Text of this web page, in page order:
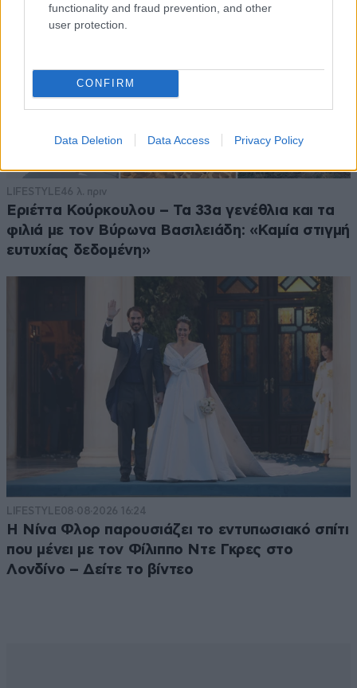
functionality and fraud prevention, and other
user protection.
CONFIRM
Data Deletion Data Access Privacy Policy
LIFESTYLE46 λ. πριν
Εριέττα Κούρκουλου – Τα 33α γενέθλια και τα
φιλιά με τον Βύρωνα Βασιλειάδη: «Καμία στιγμή
ευτυχίας δεδομένη»
LIFESTYLE08·08·2026 16:24
Η Νίνα Φλορ παρουσιάζει το εντυπωσιακό σπίτι
που μένει με τον Φίλιππο Ντε Γκρες στο
Λονδίνο – Δείτε το βίντεο